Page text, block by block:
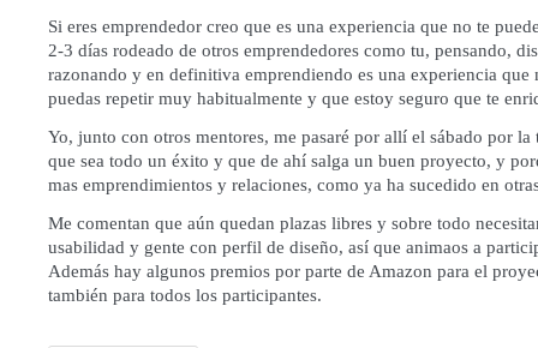
Si eres emprendedor creo que es una experiencia que no te
2-3 días rodeado de otros emprendedores como tu, pensando,
razonando y en definitiva emprendiendo es una experiencia que
puedas repetir muy habitualmente y que estoy seguro que te
Yo, junto con otros mentores, me pasaré por allí el sábado por la
que sea todo un éxito y que de ahí salga un buen proyecto, y
mas emprendimientos y relaciones, como ya ha sucedido en
Me comentan que aún quedan plazas libres y sobre todo
usabilidad y gente con perfil de diseño, así que animaos a
Además hay algunos premios por parte de Amazon para el
también para todos los participantes.